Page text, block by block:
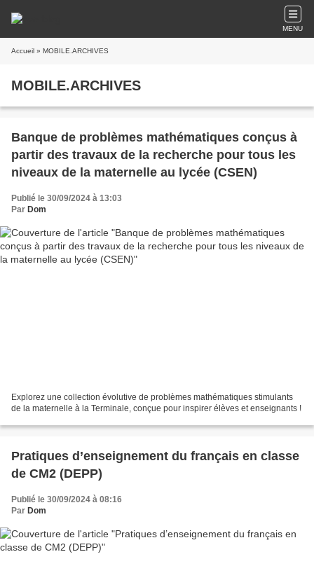
MENU
Accueil » MOBILE.ARCHIVES
MOBILE.ARCHIVES
Banque de problèmes mathématiques conçus à
partir des travaux de la recherche pour tous les
niveaux de la maternelle au lycée (CSEN)
Publié le 30/09/2024 à 13:03
Par Dom
Explorez une collection évolutive de problèmes mathématiques stimulants
de la maternelle à la Terminale, conçue pour inspirer élèves et enseignants !
Pratiques d’enseignement du français en classe
de CM2 (DEPP)
Publié le 30/09/2024 à 08:16
Par Dom